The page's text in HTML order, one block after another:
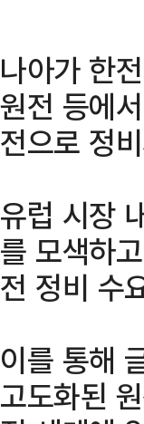
나아가 한
원전 등에
전으로 정
유럽 시장
를 모색하
전 정비 수
이를 통해
고도화된